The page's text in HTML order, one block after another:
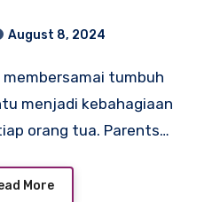
August 8, 2024
menjadi kebahagiaan
orang tua. Parents…
More